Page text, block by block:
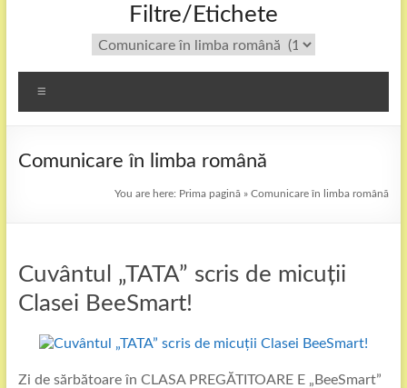
Filtre/Etichete
Filtre/Etichete
Comunicare în limba română
You are here: Prima pagină »Comunicare în limba română
Cuvântul „TATA” scris de micuții
Clasei BeeSmart!
Zi de sărbătoare în CLASA PREGĂTITOARE E „BeeSmart”